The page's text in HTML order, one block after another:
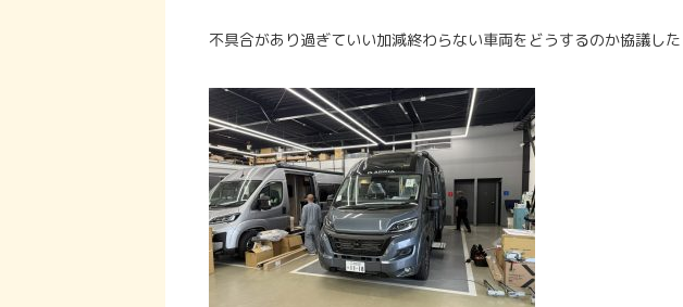
不具合があり過ぎていい加減終わらない車両をどうするのか協議した